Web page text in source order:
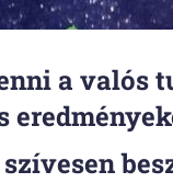
a valós